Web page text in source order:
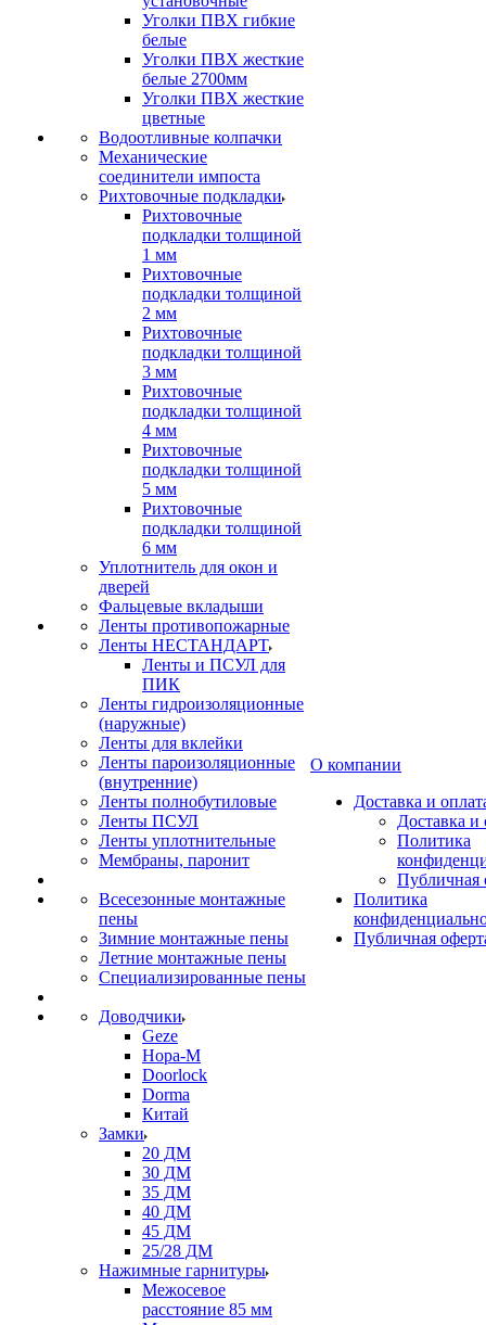
Уголки ПВХ гибкие
белые
Уголки ПВХ жесткие
белые 2700мм
Уголки ПВХ жесткие
цветные
Водоотливные колпачки
Механические
соединители импоста
Рихтовочные подкладки
Рихтовочные
подкладки толщиной
1 мм
Рихтовочные
подкладки толщиной
2 мм
Рихтовочные
подкладки толщиной
3 мм
Рихтовочные
подкладки толщиной
4 мм
Рихтовочные
подкладки толщиной
5 мм
Рихтовочные
подкладки толщиной
6 мм
Уплотнитель для окон и
дверей
Фальцевые вкладыши
Ленты противопожарные
Ленты НЕСТАНДАРТ
Ленты и ПСУЛ для
ПИК
Ленты гидроизоляционные
(наружные)
Ленты для вклейки
Ленты пароизоляционные
(внутренние)
Ленты полнобутиловые
Ленты ПСУЛ
Ленты уплотнительные
Мембраны, паронит
Всесезонные монтажные
пены
Зимние монтажные пены
Летние монтажные пены
Специализированные пены
Доводчики
Geze
Нора-М
Doorlock
Dorma
Китай
Замки
20 ДМ
30 ДМ
35 ДМ
40 ДМ
45 ДМ
25/28 ДМ
Нажимные гарнитуры
Межосевое
расстояние 85 мм
О компании
Доставка и
Доставка и
Политика
Публичная
Политика
Публичная